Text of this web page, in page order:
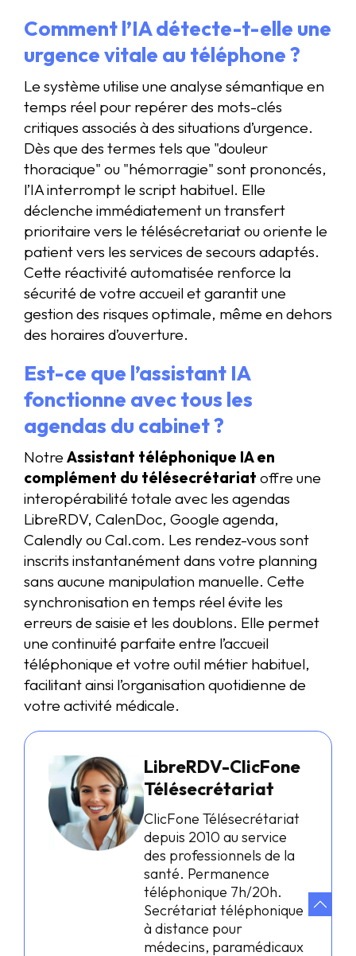
Comment l’IA détecte-t-elle une
urgence vitale au téléphone ?
Le système utilise une analyse sémantique en
temps réel pour repérer des mots-clés
critiques associés à des situations d’urgence.
Dès que des termes tels que "douleur
thoracique" ou "hémorragie" sont prononcés,
l’IA interrompt le script habituel. Elle
déclenche immédiatement un transfert
prioritaire vers le télésécretariat ou oriente le
patient vers les services de secours adaptés.
Cette réactivité automatisée renforce la
sécurité de votre accueil et garantit une
gestion des risques optimale, même en dehors
des horaires d’ouverture.
Est-ce que l’assistant IA
fonctionne avec tous les
agendas du cabinet ?
Notre Assistant téléphonique IA en
complément du télésecrétariat offre une
interopérabilité totale avec les agendas
LibreRDV, CalenDoc, Google agenda,
Calendly ou Cal.com. Les rendez-vous sont
inscrits instantanément dans votre planning
sans aucune manipulation manuelle. Cette
synchronisation en temps réel évite les
erreurs de saisie et les doublons. Elle permet
une continuité parfaite entre l’accueil
téléphonique et votre outil métier habituel,
facilitant ainsi l’organisation quotidienne de
votre activité médicale.
LibreRDV-ClicFone
Télésecrétariat
ClicFone Télésecrétariat
depuis 2010 au service
des professionnels de la
santé. Permanence
téléphonique 7h/20h.
Secrétariat téléphonique
à distance pour
médecins, paramédicaux